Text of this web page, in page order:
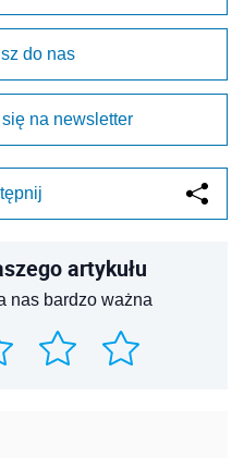
do nas
na newsletter
artykułu
nas bardzo ważna